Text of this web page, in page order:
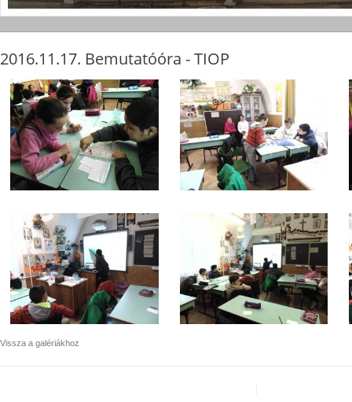
2016.11.17. Bemutatóóra - TIOP
Vissza a galériákhoz